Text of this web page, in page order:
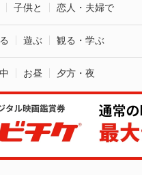
子供と 恋人・夫婦で
遊ぶ 観る・学ぶ
お昼 夕方・夜